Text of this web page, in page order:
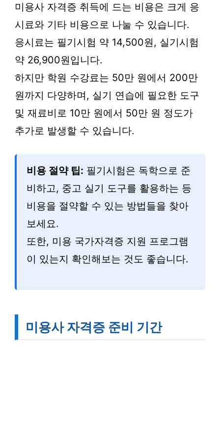
미용사 자격증 취득에 드는 비용은 크게 응
시료와 기타 비용으로 나눌 수 있습니다.
응시료는 필기시험 약 14,500원, 실기시험
약 26,900원입니다.
하지만 학원 수강료는 50만 원에서 200만
원까지 다양하며, 실기 연습에 필요한 도구
및 재료비로 10만 원에서 50만 원 정도가
추가로 발생할 수 있습니다.
비용 절약 팁: 필기시험은 독학으로 준
비하고, 중고 실기 도구를 활용하는 등
비용을 절약할 수 있는 방법들을 찾아
보세요.
또한, 미용 국가자격증 지원 프로그램
이 있는지 확인해보는 것도 좋습니다.
미용사 자격증 준비 기간